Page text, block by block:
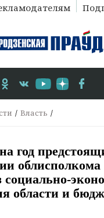
Власть
год
облисполкома
социально-
области и